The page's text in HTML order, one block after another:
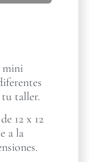
mini
tu taller.
12 x 12
a la